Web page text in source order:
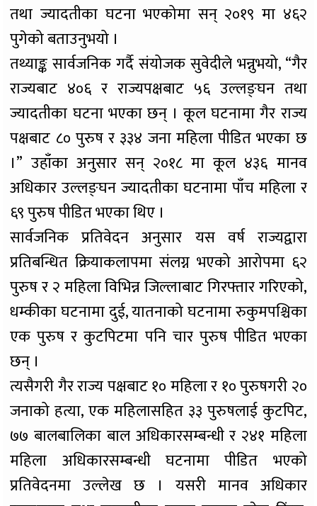
तथा ज्यादतीका घटना भएकोमा सन् २०१९ मा ४६२
पुगेको बताउनुभयो ।
तथ्याङ्क सार्वजनिक गर्दै संयोजक सुवेदीले भन्नुभयो, “गैर
राज्यबाट ४०६ र राज्यपक्षबाट ५६ उल्लङ्घन तथा
ज्यादतीका घटना भएका छन् । कूल घटनामा गैर राज्य
पक्षबाट ८० पुरुष र ३३४ जना महिला पीडित भएका छ
।” उहाँका अनुसार सन् २०१८ मा कूल ४३६ मानव
अधिकार उल्लङ्घन ज्यादतीका घटनामा पाँच महिला र
६९ पुरुष पीडित भएका थिए ।
सार्वजनिक प्रतिवेदन अनुसार यस वर्ष राज्यद्वारा
प्रतिबन्धित क्रियाकलापमा संलग्न भएको आरोपमा ६२
पुरुष र २ महिला विभिन्न जिल्लाबाट गिरफ्तार गरिएको,
धम्कीका घटनामा दुई, यातनाको घटनामा रुकुमपश्चिका
एक पुरुष र कुटपिटमा पनि चार पुरुष पीडित भएका
छन् ।
त्यसैगरी गैर राज्य पक्षबाट १० महिला र १० पुरुषगरी २०
जनाको हत्या, एक महिलासहित ३३ पुरुषलाई कुटपिट,
७७ बालबालिका बाल अधिकारसम्बन्धी र २४१ महिला
महिला अधिकारसम्बन्धी घटनामा पीडित भएको
प्रतिवेदनमा उल्लेख छ । यसरी मानव अधिकार